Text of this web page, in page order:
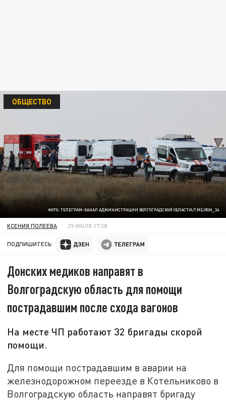
ФОТО: ТЕЛЕГРАМ-КАНАЛ АДМИНИСТРАЦИИ ВОЛГОГРАДСКОЙ ОБЛАСТИ/T.ME/RGN_34
ОБЩЕСТВО
КСЕНИЯ ПОЛЕЕВА 29 ИЮЛЯ 17:38
ПОДПИШИТЕСЬ:
Донских медиков направят в
Волгоградскую область для помощи
пострадавшим после схода вагонов
На месте ЧП работают 32 бригады скорой
помощи.
Для помощи пострадавшим в аварии на
железнодорожном переезде в Котельниково в
Волгоградскую область направят бригаду